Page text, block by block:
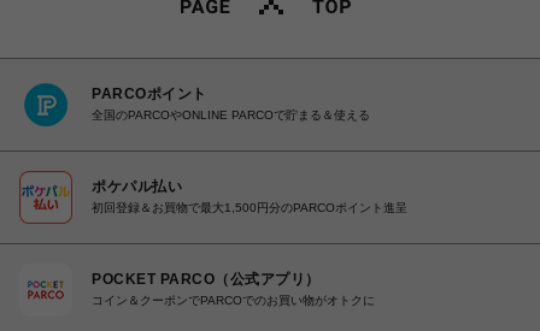
PARCOポイント
全国のPARCOやONLINE PARCOで貯まる＆使える
ポケパル払い
初回登録＆お買物で最大1,500円分のPARCOポイント進呈
POCKET PARCO（公式アプリ）
コイン＆クーポンでPARCOでのお買い物がオトクに